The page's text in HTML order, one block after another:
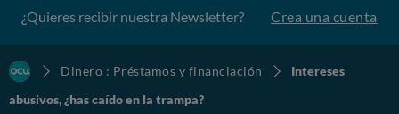
¿Quieres recibir nuestra Newsletter? Crea una cuenta
Dinero : Préstamos y financiación
Intereses
abusivos, ¿has caído en la trampa?